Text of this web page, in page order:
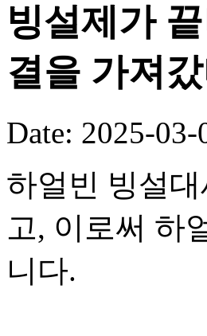
빙설제가
결을 가져
Date: 2025-03-
하얼빈 빙설
고, 이로써 하
니다.